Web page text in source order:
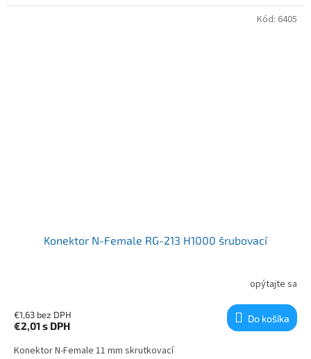
Konektor N-Female RG-213 H1000 šrubovací
opýtajte sa
€1,63 bez DPH
€2,01 s DPH
Do košíka
Konektor N-Female 11 mm skrutkovací
Kód: 6405